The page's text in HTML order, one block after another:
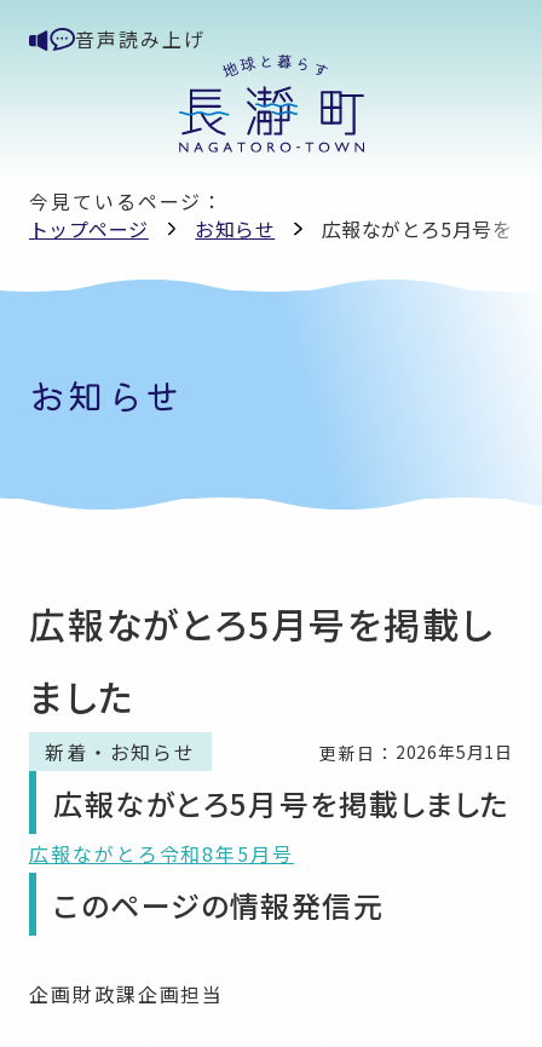
音声読み上げ
今見ているページ：
トップページ
お知らせ 広報ながとろ5月号を掲
お知らせ
広報ながとろ5月号を掲載し
ました
新着・お知らせ 更新日： 2026年5月1日
広報ながとろ5月号を掲載しました
広報ながとろ令和8年5月号
このページの情報発信元
企画財政課企画担当